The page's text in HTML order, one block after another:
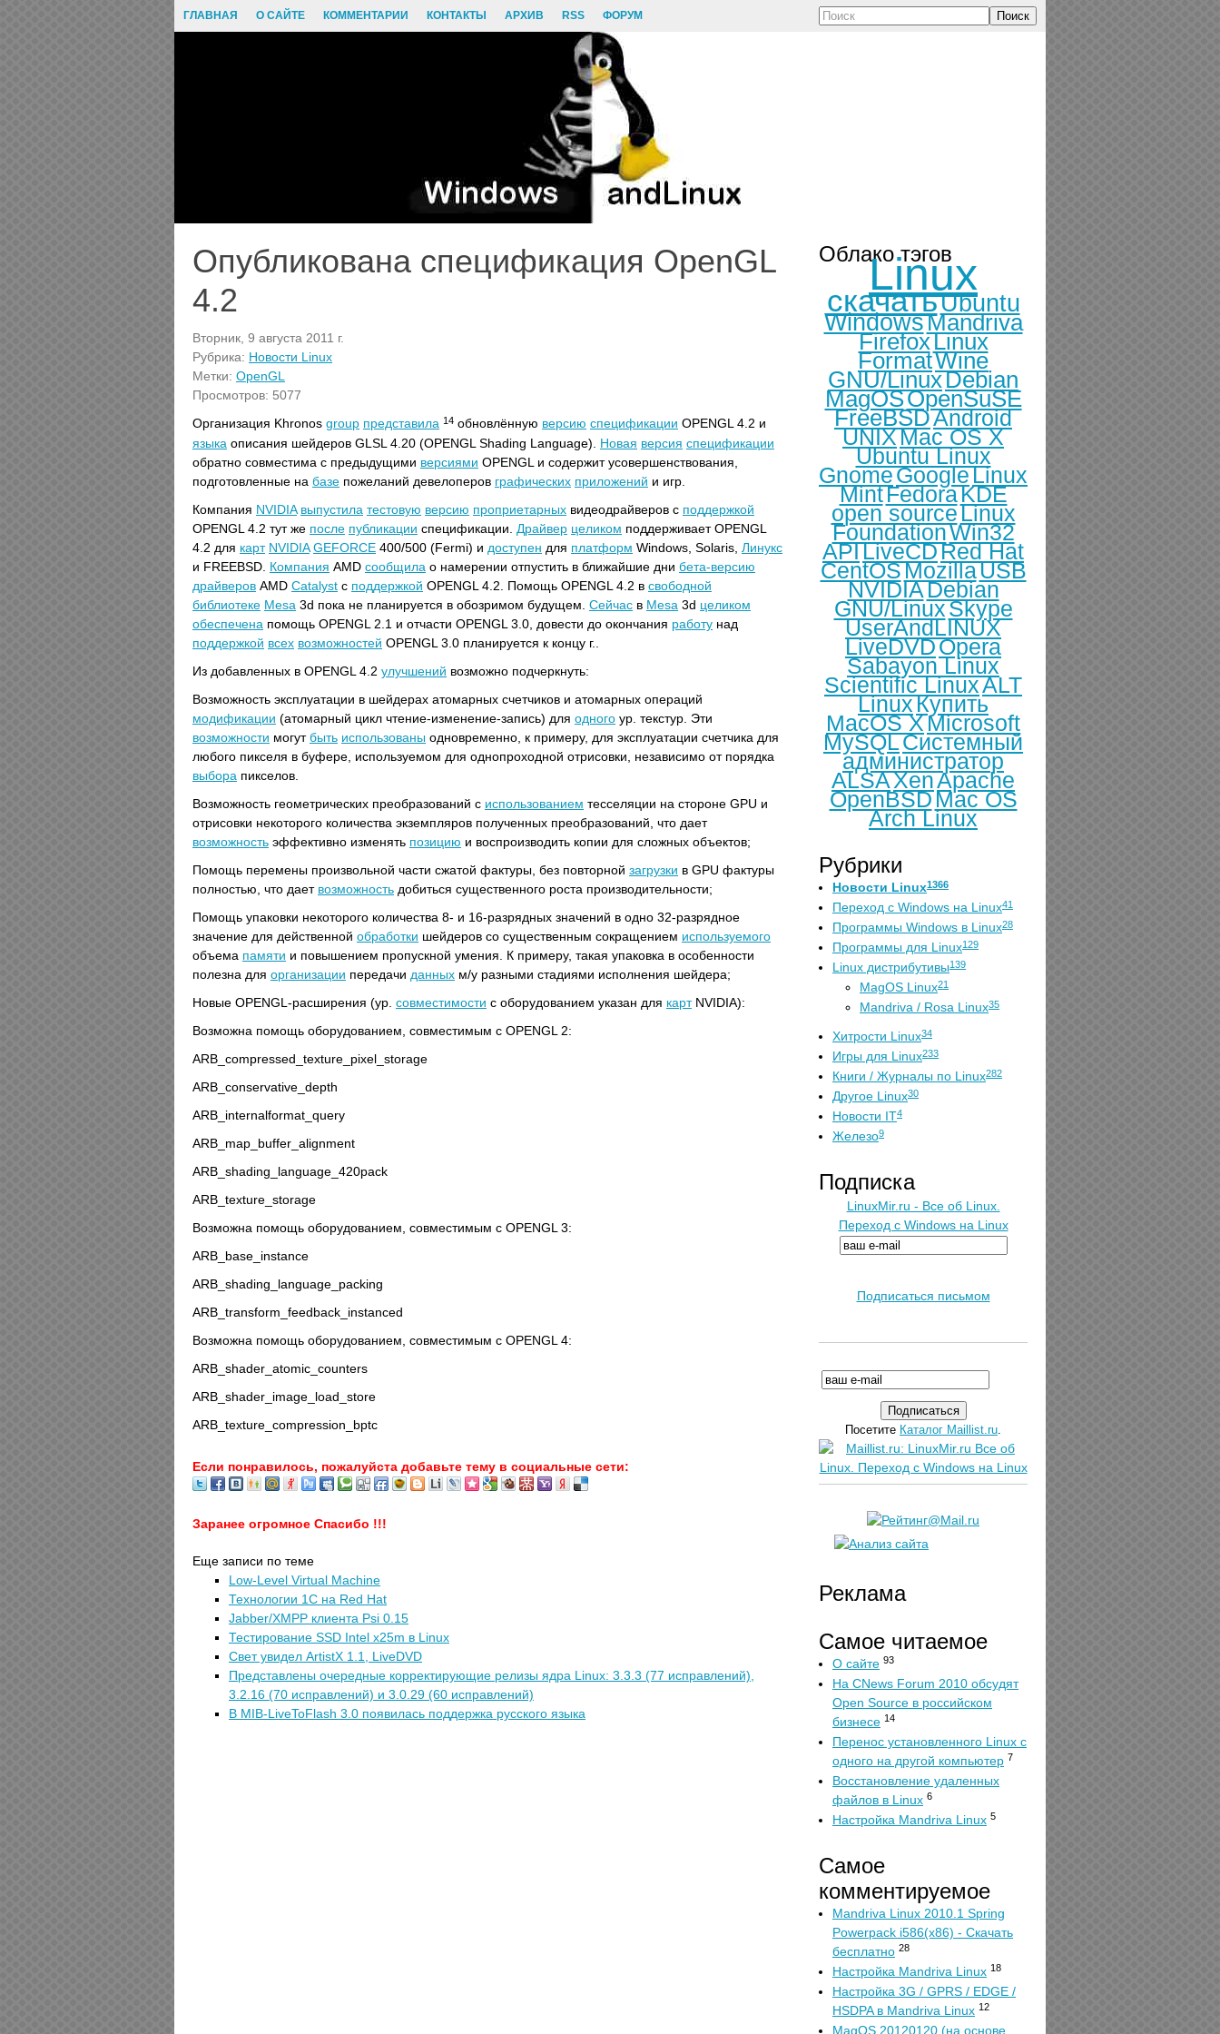
ГЛАВНАЯ О САЙТЕ КОММЕНТАРИИ КОНТАКТЫ АРХИВ RSS ФОРУМ Поиск
Опубликована спецификация OpenGL
4.2
Вторник, 9 августа 2011 г.
Рубрика: Новости Linux
Метки: OpenGL
Просмотров: 5077
Организация Khronos group представила 14 обновлённую версию спецификации OPENGL 4.2 и
языка описания шейдеров GLSL 4.20 (OPENGL Shading Language). Новая версия спецификации
обратно совместима с предыдущими версиями OPENGL и содержит усовершенствования,
подготовленные на базе пожеланий девелоперов графических приложений и игр.
Компания NVIDIA выпустила тестовую версию проприетарных видеодрайверов с поддержкой
OPENGL 4.2 тут же после публикации спецификации. Драйвер целиком поддерживает OPENGL
4.2 для карт NVIDIA GEFORCE 400/500 (Fermi) и доступен для платформ Windows, Solaris, Линукс
и FREEBSD. Компания AMD сообщила о намерении отпустить в ближайшие дни бета-версию
драйверов AMD Catalyst с поддержкой OPENGL 4.2. Помощь OPENGL 4.2 в свободной
библиотеке Mesa 3d пока не планируется в обозримом будущем. Сейчас в Mesa 3d целиком
обеспечена помощь OPENGL 2.1 и отчасти OPENGL 3.0, довести до окончания работу над
поддержкой всех возможностей OPENGL 3.0 планируется к концу г..
Из добавленных в OPENGL 4.2 улучшений возможно подчеркнуть:
Возможность эксплуатации в шейдерах атомарных счетчиков и атомарных операций
модификации (атомарный цикл чтение-изменение-запись) для одного ур. текстур. Эти
возможности могутбыть использованы одновременно, к примеру, для эксплуатации счетчика для
любого пикселя в буфере, используемом для однопроходной отрисовки, независимо от порядка
выбора пикселов.
Возможность геометрических преобразований с использованием тесселяции на стороне GPU и
отрисовки некоторого количества экземпляров полученных преобразований, что дает
возможность эффективно изменять позицию и воспроизводить копии для сложных объектов;
Помощь перемены произвольной части сжатой фактуры, без повторной загрузки в GPU фактуры
полностью, что дает возможность добиться существенного роста производительности;
Помощь упаковки некоторого количества 8- и 16-разрядных значений в одно 32-разрядное
значение для действенной обработки шейдеров cо существенным сокращением используемого
объема памяти и повышением пропускной умения. К примеру, такая упаковка в особенности
полезна для организации передачи данных м/у разными стадиями исполнения шейдера;
Новые OPENGL-расширения (ур. совместимости с оборудованием указан для картNVIDIA):
Возможна помощь оборудованием, совместимым с OPENGL 2:
ARB_compressed_texture_pixel_storage
ARB_conservative_depth
ARB_internalformat_query
ARB_map_buffer_alignment
ARB_shading_language_420pack
ARB_texture_storage
Возможна помощь оборудованием, совместимым с OPENGL 3:
ARB_base_instance
ARB_shading_language_packing
ARB_transform_feedback_instanced
Возможна помощь оборудованием, совместимым с OPENGL 4:
ARB_shader_atomic_counters
ARB_shader_image_load_store
ARB_texture_compression_bptc
Если понравилось, пожалуйста добавьте тему в социальные сети:
Заранее огромное Спасибо !!!
Еще записи по теме
Low-Level Virtual Machine
Технологии 1С на Red Hat
Jabber/XMPP клиента Psi 0.15
Тестирование SSD Intel x25m в Linux
Свет увидел ArtistX 1.1, LiveDVD
Представлены очередные корректирующие релизы ядра Linux: 3.3.3 (77 исправлений),
3.2.16 (70 исправлений) и 3.0.29 (60 исправлений)
В MIB-LiveToFlash 3.0 появилась поддержка русского языка
Облако тэгов
Linux
скачатьUbuntu
WindowsMandriva
FirefoxLinux
FormatWine
GNU/LinuxDebian
MagOSOpenSuSE
FreeBSDAndroid
UNIXMac OS X
Ubuntu Linux
GnomeGoogleLinux
MintFedoraKDE
open sourceLinux
FoundationWin32
APILiveCDRed Hat
CentOSMozillaUSB
NVIDIADebian
GNU/LinuxSkype
UserAndLINUX
LiveDVDOpera
Sabayon Linux
Scientific LinuxALT
LinuxКупить
MacOS XMicrosoft
MySQLСистемный
администратор
ALSAXenApache
OpenBSD Mac OS
Arch Linux
Рубрики
Новости Linux1366
Переход с Windows на Linux41
Программы Windows в Linux28
Программы для Linux129
Linux дистрибутивы139
MagOS Linux21
Mandriva / Rosa Linux35
Хитрости Linux34
Игры для Linux233
Книги / Журналы по Linux282
Другое Linux30
Новости IT4
Железо9
Подписка
LinuxMir.ru - Все об Linux.
Переход с Windows на Linux
Подписаться письмом
Посетите Каталог Maillist.ru.
Реклама
Самое читаемое
О сайте 93
На CNews Forum 2010 обсудят
Open Source в российском
бизнесе 14
Перенос установленного Linux с
одного на другой компьютер 7
Восстановление удаленных
файлов в Linux 6
Настройка Mandriva Linux 5
Самое
комментируемое
Mandriva Linux 2010.1 Spring
Powerpack i586(x86) - Скачать
бесплатно 28
Настройка Mandriva Linux 18
Настройка 3G / GPRS / EDGE /
HSDPA в Mandriva Linux 12
MagOS 20120120 (на основе